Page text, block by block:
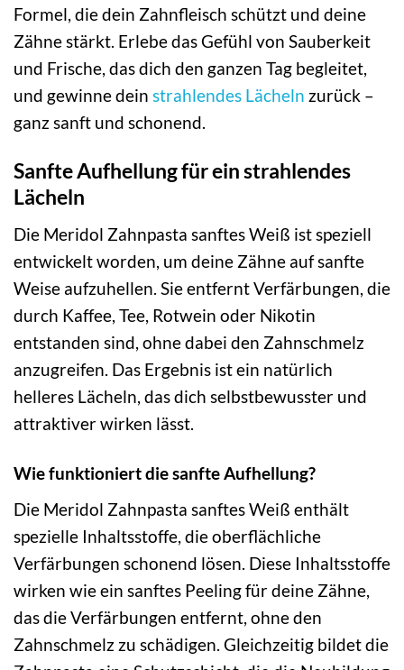
Formel, die dein Zahnfleisch schützt und deine
Zähne stärkt. Erlebe das Gefühl von Sauberkeit
und Frische, das dich den ganzen Tag begleitet,
und gewinne dein strahlendes Lächeln zurück –
ganz sanft und schonend.
Sanfte Aufhellung für ein strahlendes
Lächeln
Die Meridol Zahnpasta sanftes Weiß ist speziell
entwickelt worden, um deine Zähne auf sanfte
Weise aufzuhellen. Sie entfernt Verfärbungen, die
durch Kaffee, Tee, Rotwein oder Nikotin
entstanden sind, ohne dabei den Zahnschmelz
anzugreifen. Das Ergebnis ist ein natürlich
helleres Lächeln, das dich selbstbewusster und
attraktiver wirken lässt.
Wie funktioniert die sanfte Aufhellung?
Die Meridol Zahnpasta sanftes Weiß enthält
spezielle Inhaltsstoffe, die oberflächliche
Verfärbungen schonend lösen. Diese Inhaltsstoffe
wirken wie ein sanftes Peeling für deine Zähne,
das die Verfärbungen entfernt, ohne den
Zahnschmelz zu schädigen. Gleichzeitig bildet die